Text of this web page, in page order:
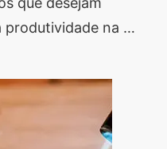
produtividade na …